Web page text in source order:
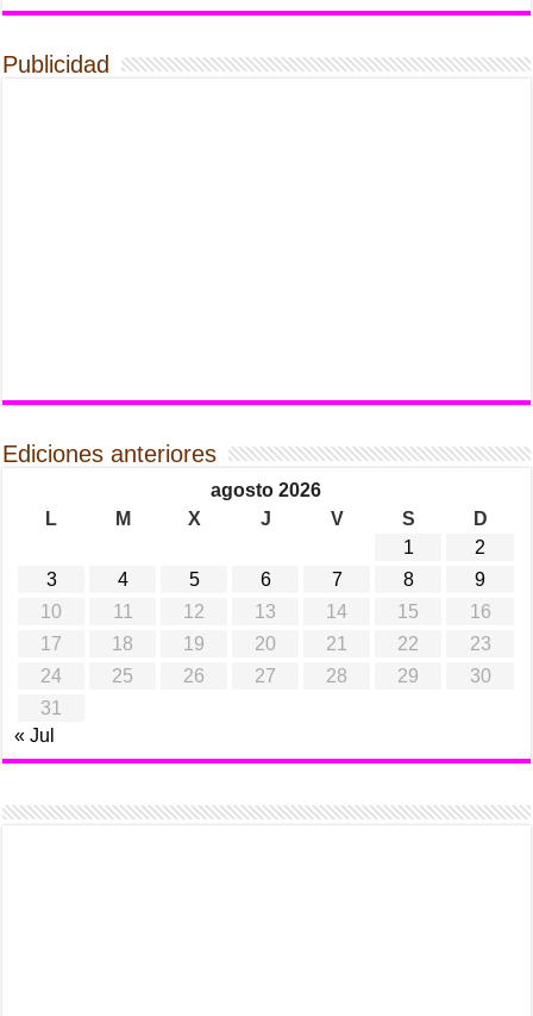
Publicidad
Ediciones anteriores
agosto 2026
L
M X J V S
D
1
2
3
4 5 6 7 8
9
10
11 12 13 14 15
16
17
18 19 20 21 22
23
24
25 26 27 28 29
30
31
« Jul